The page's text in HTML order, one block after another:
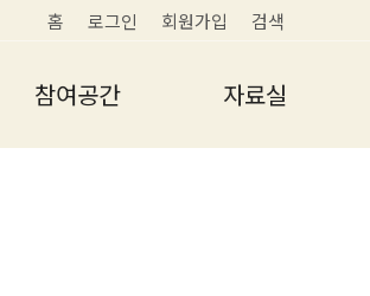
홈 로그인 회원가입 검색
참여공간 자료실